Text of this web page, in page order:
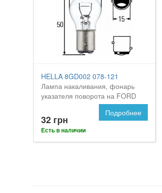
HELLA 8GD002 078-121
Лампа накаливания, фонарь
указателя поворота на FORD
32 грн
Есть в наличии
Подробнее